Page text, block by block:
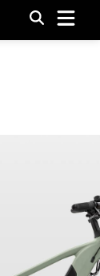
Menu